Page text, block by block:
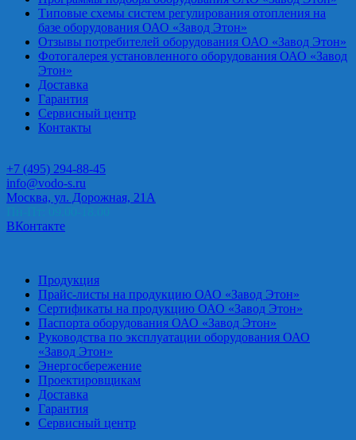
Типовые схемы систем регулирования отопления на
базе оборудования ОАО «Завод Этон»
Отзывы потребителей оборудования ОАО «Завод Этон»
Фотогалерея установленного оборудования ОАО «Завод
Этон»
Доставка
Гарантия
Сервисный центр
Контакты
+7 (495) 294-88-45
info@vodo-s.ru
Москва, ул. Дорожная, 21А
ВКонтакте
Продукция
Прайс-листы на продукцию ОАО «Завод Этон»
Сертификаты на продукцию ОАО «Завод Этон»
Паспорта оборудования ОАО «Завод Этон»
Руководства по эксплуатации оборудования ОАО
«Завод Этон»
Энергосбережение
Проектировщикам
Доставка
Гарантия
Сервисный центр